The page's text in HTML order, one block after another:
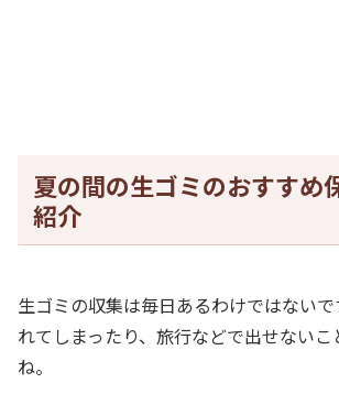
夏の間の生ゴミのおすすめ
紹介
生ゴミの収集は毎日あるわけではない
れてしまったり、旅行などで出せないこ
ね。